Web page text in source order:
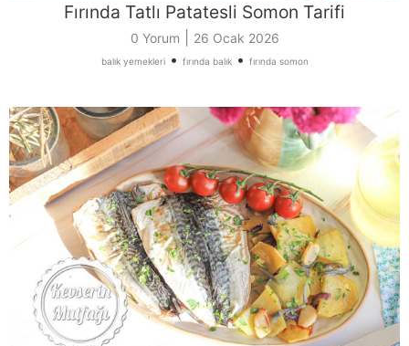
Fırında Tatlı Patatesli Somon Tarifi
0 Yorum 26 Ocak 2026
balık yemekleri• fırında balık• fırında somon